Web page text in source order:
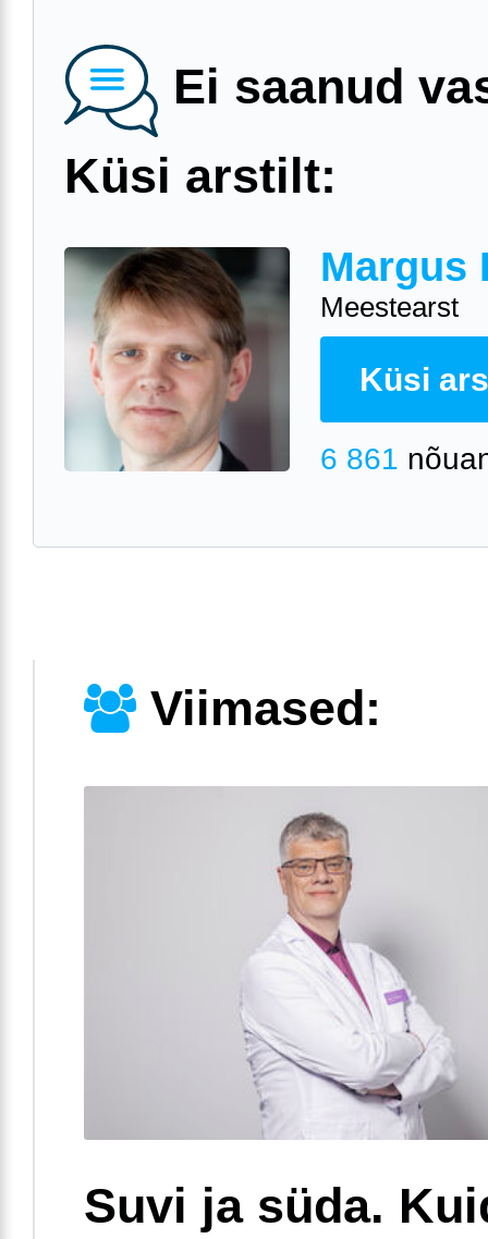
Ei saanud
Küsi arstilt:
Margus
Meestearst
Küsi
6 861
Viimased:
Suvi ja süda.